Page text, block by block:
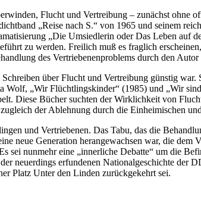
Flucht und Vertreibung – zunächst ohne
„Reise nach S.“ von 1965 und seinem
„Die Umsiedlerin oder Das Leben auf
zu werden. Freilich muß es fraglich
des Vertriebenenproblems durch den
über Flucht und Vertreibung günstig war.
Wolf, „Wir Flüchtlingskinder“ (1985) und „Wir
Diese Bücher suchten der Wirklichkeit von
der Ablehnung durch die Einheimischen
und Vertriebenen. Das Tabu, das die
neue Generation herangewachsen war, die dem
sei nunmehr eine „innerliche Debatte“ um die
neuerdings erfundenen Nationalgeschichte der
Platz Unter den Linden zurückgekehrt sei.